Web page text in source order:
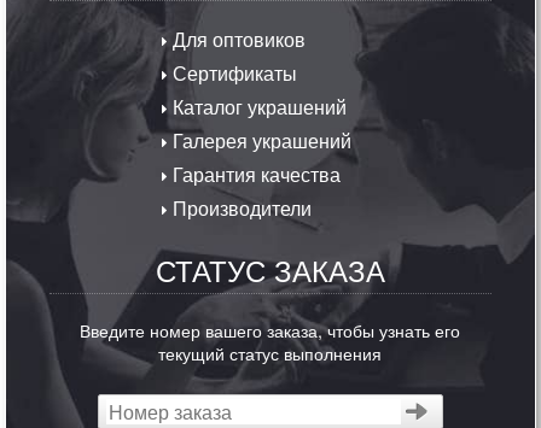
Для оптовиков
Сертификаты
Каталог украшений
Галерея украшений
Гарантия качества
Производители
СТАТУС ЗАКАЗА
Введите номер вашего заказа, чтобы узнать его
текущий статус выполнения